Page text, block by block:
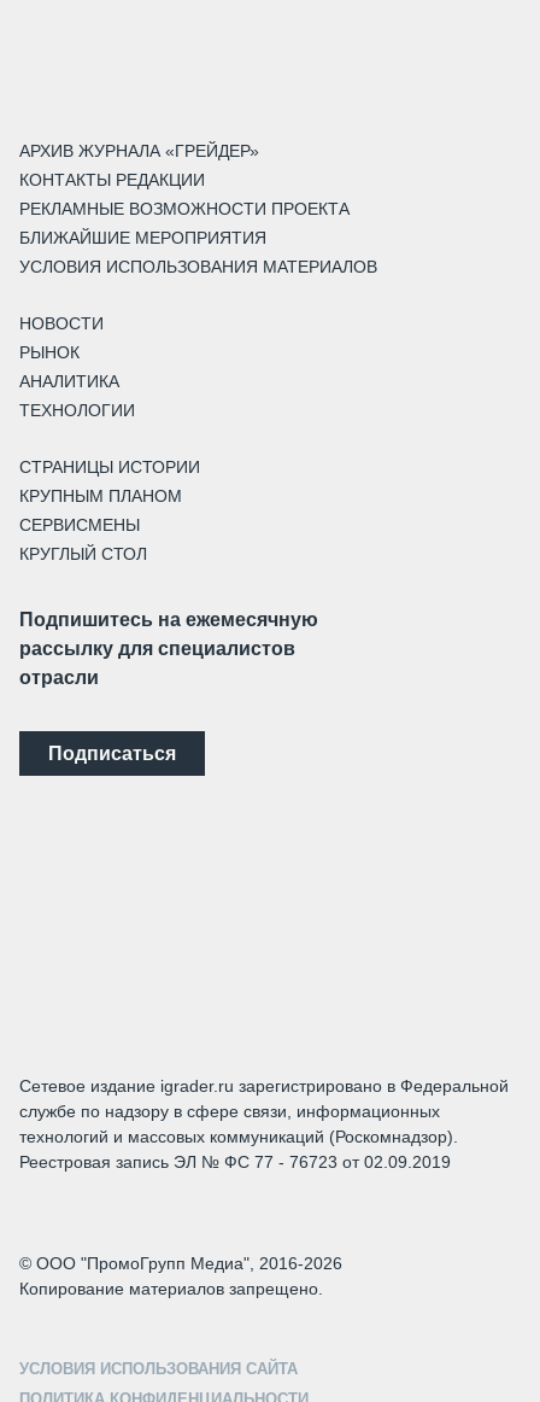
АРХИВ ЖУРНАЛА «ГРЕЙДЕР»
КОНТАКТЫ РЕДАКЦИИ
РЕКЛАМНЫЕ ВОЗМОЖНОСТИ ПРОЕКТА
БЛИЖАЙШИЕ МЕРОПРИЯТИЯ
УСЛОВИЯ ИСПОЛЬЗОВАНИЯ МАТЕРИАЛОВ
НОВОСТИ
РЫНОК
АНАЛИТИКА
ТЕХНОЛОГИИ
СТРАНИЦЫ ИСТОРИИ
КРУПНЫМ ПЛАНОМ
СЕРВИСМЕНЫ
КРУГЛЫЙ СТОЛ
Подпишитесь на ежемесячную
рассылку для специалистов
отрасли
Подписаться
Сетевое издание igrader.ru зарегистрировано в Федеральной
службе по надзору в сфере связи, информационных
технологий и массовых коммуникаций (Роскомнадзор).
Реестровая запись ЭЛ № ФС 77 - 76723 от 02.09.2019
© ООО "ПромоГрупп Медиа", 2016-2026
Копирование материалов запрещено.
УСЛОВИЯ ИСПОЛЬЗОВАНИЯ САЙТА